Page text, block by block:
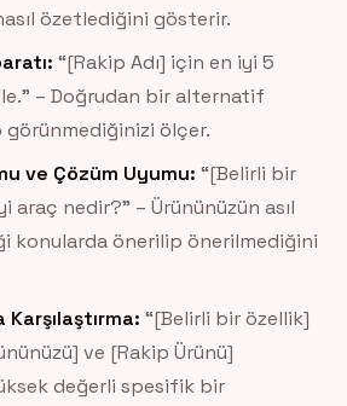
özetlediğini gösterir.
“[Rakip Adı] için en iyi 5
– Doğrudan bir alternatif
ölçer.
ve Çözüm Uyumu: “[Belirli bir
araç nedir?” – Ürününüzün asıl
konularda önerilip önerilmediğini
Karşılaştırma: “[Belirli bir özellik]
ve [Rakip Ürünü]
değerli spesifik bir